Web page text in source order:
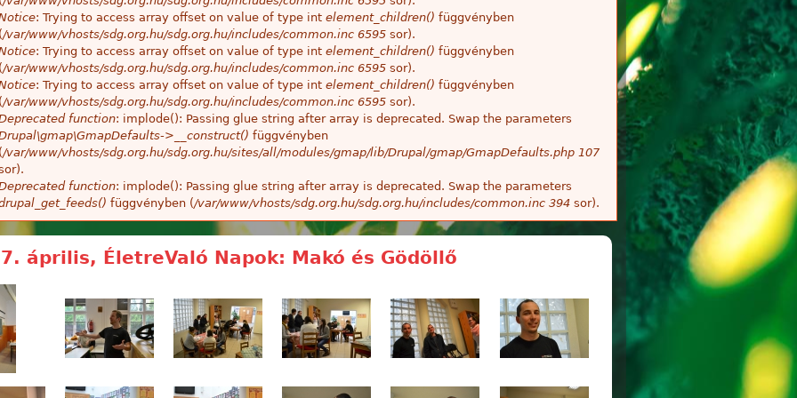
: Trying to access array offset on value of type int element_children() függvényben
/var/www/vhosts/sdg.org.hu/sdg.org.hu/includes/common.inc 6595 sor).
: Trying to access array offset on value of type int element_children() függvényben
/var/www/vhosts/sdg.org.hu/sdg.org.hu/includes/common.inc 6595 sor).
: Trying to access array offset on value of type int element_children() függvényben
/var/www/vhosts/sdg.org.hu/sdg.org.hu/includes/common.inc 6595 sor).
function: implode(): Passing glue string after array is deprecated. Swap the parameters
>__construct() függvényben
/var/www/vhosts/sdg.org.hu/sdg.org.hu/sites/all/modules/gmap/lib/Drupal/gmap/GmapDefaults.php 107
function: implode(): Passing glue string after array is deprecated. Swap the parameters
függvényben (/var/www/vhosts/sdg.org.hu/sdg.org.hu/includes/common.inc 394 sor).
április, ÉletreValó Napok: Makó és Gödöllő